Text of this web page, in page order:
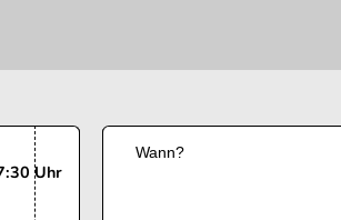
Uhr
Wann?